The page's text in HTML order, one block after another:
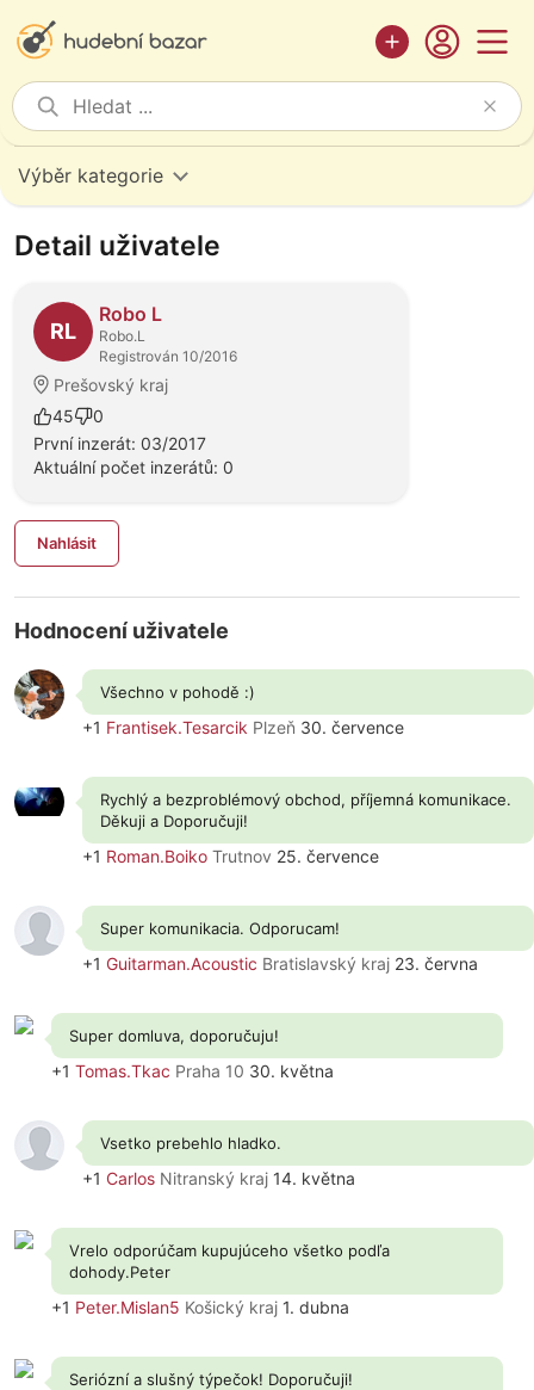
Výběr kategorie
Detail uživatele
RL
Robo L
Robo.L
Registrován 10/2016
Prešovský kraj
45
0
První inzerát: 03/2017
Aktuální počet inzerátů: 0
Nahlásit
Hodnocení uživatele
Všechno v pohodě :)
+1 Frantisek.Tesarcik Plzeň 30. července
Rychlý a bezproblémový obchod, příjemná komunikace.
Děkuji a Doporučuji!
+1 Roman.Boiko Trutnov 25. července
Super komunikacia. Odporucam!
+1 Guitarman.Acoustic Bratislavský kraj 23. června
Super domluva, doporučuju!
+1 Tomas.Tkac Praha 10 30. května
Vsetko prebehlo hladko.
+1 Carlos Nitranský kraj 14. května
Vrelo odporúčam kupujúceho všetko podľa
dohody.Peter
+1 Peter.Mislan5 Košický kraj 1. dubna
Seriózní a slušný týpečok! Doporučuji!